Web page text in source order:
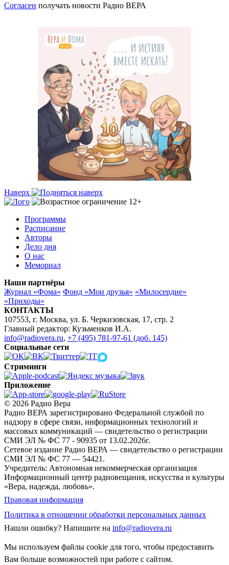
Согласен получать новости Радио ВЕРА
Наверх
Программы
Расписание
Авторы
Дело дня
О нас
Мемориал
Наши партнёры
Журнал «Фома» Фонд «Мои друзья» «Милосердие»
«Приходы»
КОНТАКТЫ
107553, г. Москва, ул. Б. Черкизовская, 17, стр. 2
Главный редактор: Кузьменков И.А.
info@radiovera.ru, +7 (495) 781-97-61 (доб. 145)
Социальные сети
Стриминги
Приложение
© 2026 Радио Вера
Радио ВЕРА зарегистрировано Федеральной службой по
надзору в сфере связи, информационных технологий и
массовых коммуникаций — свидетельство о регистрации
СМИ ЭЛ № ФС 77 - 90935 от 13.02.2026г.
Сетевое издание Радио ВЕРА — свидетельство о регистрации
СМИ ЭЛ № ФС 77 — 54421.
Учредитель: Автономная некоммерческая организация
Информационный центр радиовещания, искусства и культуры
«Вера, надежда, любовь».
Правовая информация
Политика в отношении обработки персональных данных
Нашли ошибку? Напишите на info@radiovera.ru
Мы используем файлы cookie для того, чтобы предоставить
Вам больше возможностей при работе с сайтом.